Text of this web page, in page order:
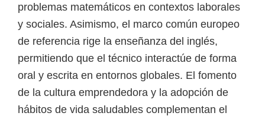
problemas matemáticos en contextos laborales
y sociales. Asimismo, el marco común europeo
de referencia rige la enseñanza del inglés,
permitiendo que el técnico interactúe de forma
oral y escrita en entornos globales. El fomento
de la cultura emprendedora y la adopción de
hábitos de vida saludables complementan el